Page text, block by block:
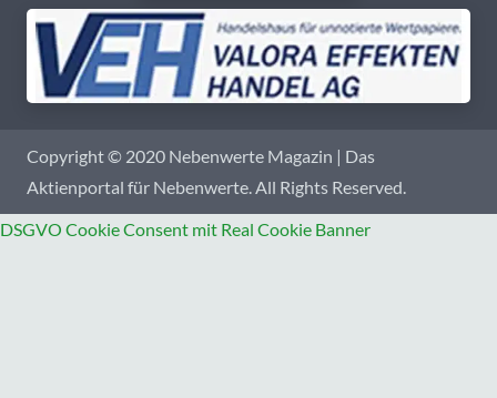
Copyright © 2020 Nebenwerte Magazin | Das
Aktienportal für Nebenwerte. All Rights Reserved.
DSGVO Cookie Consent mit Real Cookie Banner